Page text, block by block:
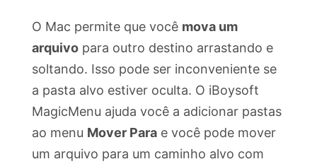
O Mac permite que você mova um
arquivo para outro destino arrastando e
soltando. Isso pode ser inconveniente se
a pasta alvo estiver oculta. O iBoysoft
MagicMenu ajuda você a adicionar pastas
ao menu Mover Para e você pode mover
um arquivo para um caminho alvo com